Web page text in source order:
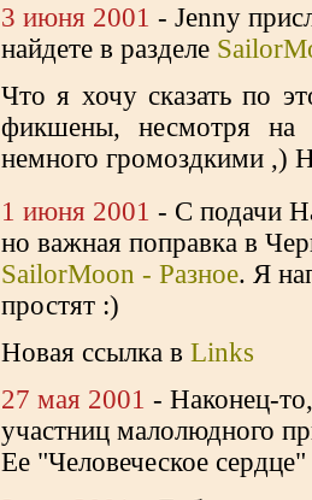
3 июня 2001 - Jenny
найдете в разделе
Что я хочу сказать по
фикшены, несмотря
немного громоздкими ,)
1 июня 2001 - С подачи
но важная поправка в
SailorMoon - Разное. Я
простят :)
Новая ссылка в Links
27 мая 2001 - Наконец-
участниц малолюдного
Ее "Человеческое